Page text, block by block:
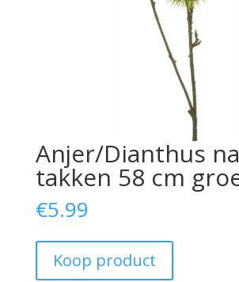
Anjer/Dianthus
takken 58 cm
€5.99
Koop product